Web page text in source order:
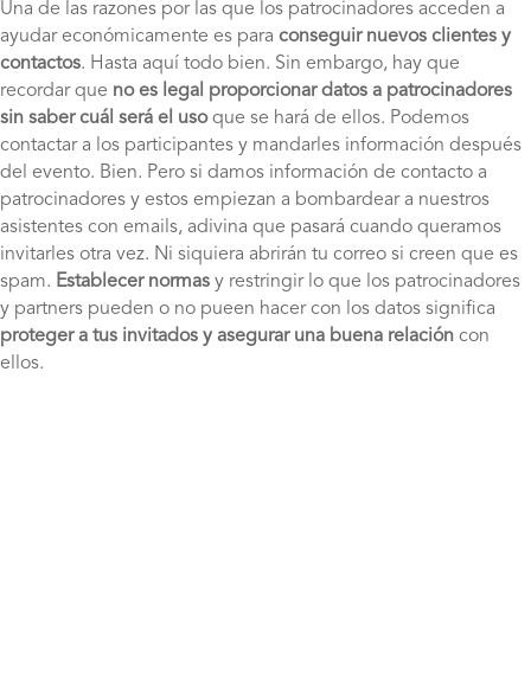
Una de las razones por las que los patrocinadores acceden a
ayudar económicamente es para conseguir nuevos clientes y
contactos. Hasta aquí todo bien. Sin embargo, hay que
recordar que no es legal proporcionar datos a patrocinadores
sin saber cuál será el usoque se hará de ellos. Podemos
contactar a los participantes y mandarles información después
del evento. Bien. Pero si damos información de contacto a
patrocinadores y estos empiezan a bombardear a nuestros
asistentes con emails, adivina que pasará cuando queramos
invitarles otra vez. Ni siquiera abrirán tu correo si creen que es
spam. Establecer normas y restringir lo que los patrocinadores
y partners pueden o no pueen hacer con los datos significa
proteger a tus invitados y asegurar una buena relación con
ellos.